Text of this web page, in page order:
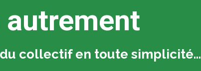
collectif en toute simplicité…